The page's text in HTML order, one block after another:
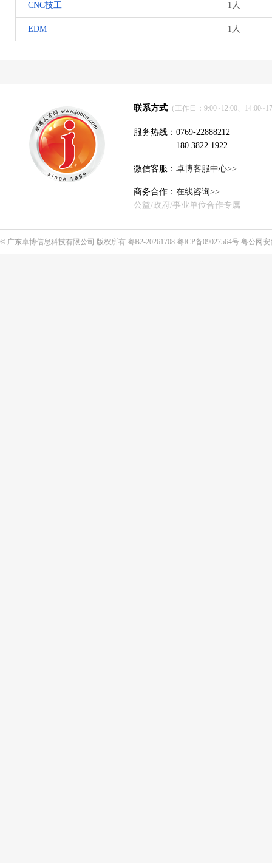
CNC技工 1人
EDM 1人
联系方式 （工作日：9:00~12:00、
服务热线：0769-22888212
180 3822 1922
微信客服： 卓博客服中心>>
商务合作： 在线咨询>>
公益/政府/事业单位合作专属
© 广东卓博信息科技有限公司 版权所有 粤B2-20261708 粤ICP备09027564号 粤公网安